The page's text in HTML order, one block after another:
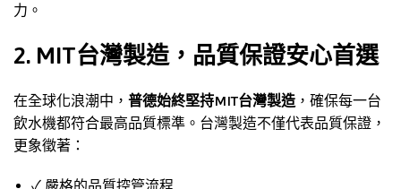
力。
2. MIT台灣製造，品質保證安心首選
在全球化浪潮中， 普德始終堅持MIT台灣製造 ，確保每一台
飲水機都符合最高品質標準。台灣製造不僅代表品質保證，
更象徵著：